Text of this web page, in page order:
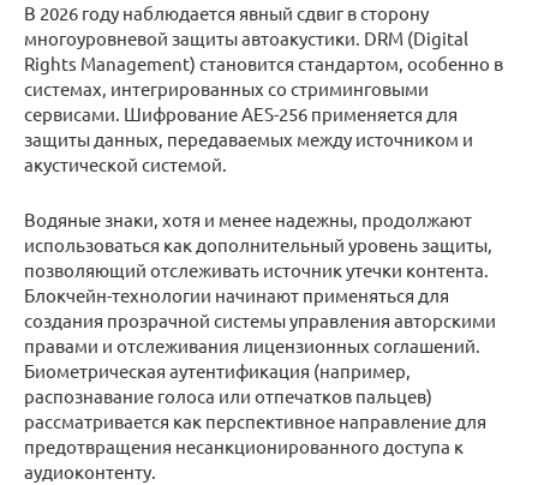
В 2026 году наблюдается явный сдвиг в сторону
многоуровневой защиты автоакустики. DRM (Digital
Rights Management) становится стандартом, особенно в
системах, интегрированных со стриминговыми
сервисами. Шифрование AES-256 применяется для
защиты данных, передаваемых между источником и
акустической системой.
Водяные знаки, хотя и менее надежны, продолжают
использоваться как дополнительный уровень защиты,
позволяющий отслеживать источник утечки контента.
Блокчейн-технологии начинают применяться для
создания прозрачной системы управления авторскими
правами и отслеживания лицензионных соглашений.
Биометрическая аутентификация (например,
распознавание голоса или отпечатков пальцев)
рассматривается как перспективное направление для
предотвращения несанкционированного доступа к
аудиоконтенту.